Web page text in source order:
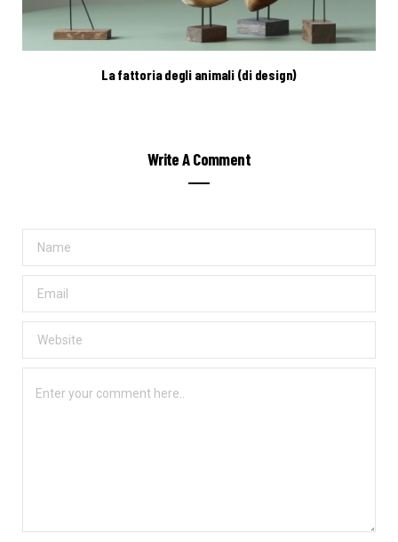
La fattoria degli animali (di design)
Write A Comment